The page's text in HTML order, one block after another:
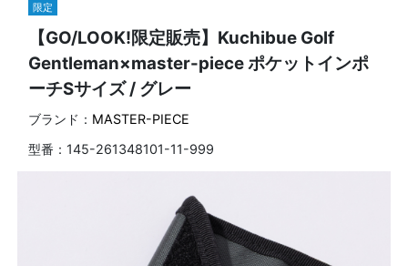
限定
【GO/LOOK!限定販売】Kuchibue Golf
Gentleman×master-piece ポケットインポ
ーチSサイズ / グレー
ブランド： MASTER-PIECE
型番： 145-261348101-11-999